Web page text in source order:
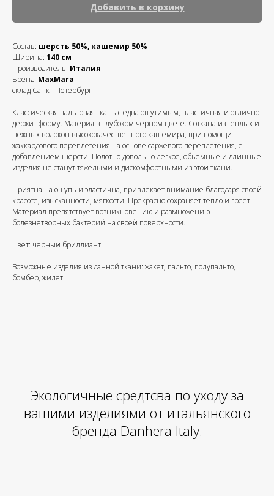
Добавить в корзину
Состав: шерсть 50%, кашемир 50%
Ширина: 140 см
Производитель: Италия
Бренд: MaxMara
склад Санкт-Петербург
Классическая пальтовая ткань с едва ощутимым, пластичная и отлично
держит форму. Материя в глубоком черном цвете. Соткана из теплых и
нежных волокон высококачественного кашемира, при помощи
жаккардового переплетения на основе саржевого переплетения, с
добавлением шерсти. Полотно довольно легкое, обьемные и длинные
изделия не станут тяжелыми и дискомфортными из этой ткани.
Приятна на ощупь и эластична, привлекает внимание благодаря своей
красоте, изысканности, мягкости. Прекрасно сохраняет тепло и греет.
Материал препятствует возникновению и размножению
болезнетворных бактерий на своей поверхности.
Цвет: черный бриллиант
Возможные изделия из данной ткани: жакет, пальто, полупальто,
бомбер, жилет.
Экологичные средтсва по уходу за
вашими изделиями от итальянского
бренда Danhera Italy.